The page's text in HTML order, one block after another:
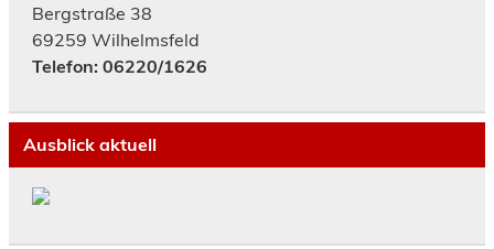
Bergstraße 38
69259 Wilhelmsfeld
Telefon: 06220/1626
Ausblick aktuell